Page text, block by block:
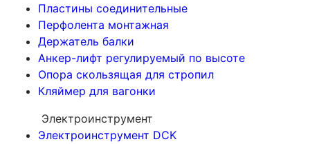
Пластины соединительные
Перфолента монтажная
Держатель балки
Анкер-лифт регулируемый по высоте
Опора скользящая для стропил
Кляймер для вагонки
Электроинструмент
Электроинструмент DCK